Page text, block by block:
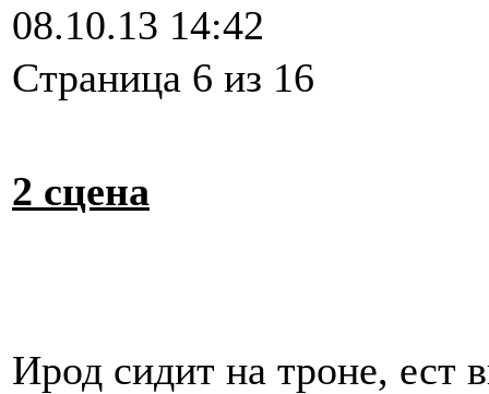
08.10.13 14:42
Cтраница 6 из 16
2 сцена
Ирод сидит на троне, ест